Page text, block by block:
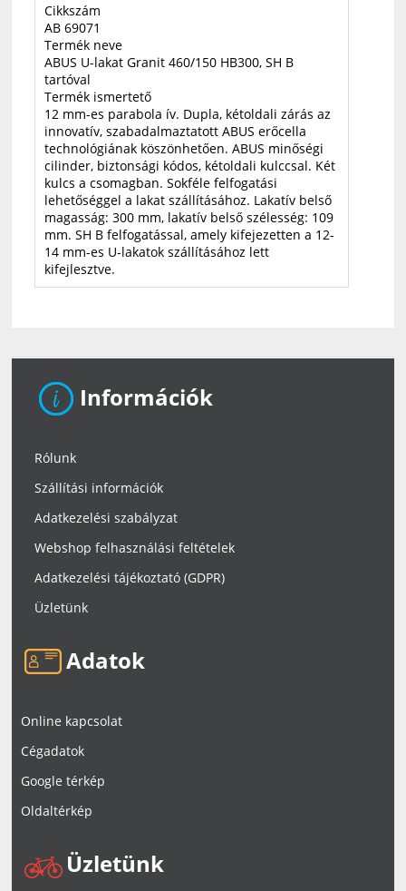
Cikkszám
AB 69071
Termék neve
ABUS U-lakat Granit 460/150 HB300, SH B
tartóval
Termék ismertető
12 mm-es parabola ív. Dupla, kétoldali zárás az
innovatív, szabadalmaztatott ABUS erőcella
technológiának köszönhetően. ABUS minőségi
cilinder, biztonsági kódos, kétoldali kulccsal. Két
kulcs a csomagban. Sokféle felfogatási
lehetőséggel a lakat szállításához. Lakatív belső
magasság: 300 mm, lakatív belső szélesség: 109
mm. SH B felfogatással, amely kifejezetten a 12-
14 mm-es U-lakatok szállításához lett
kifejlesztve.
Információk
Rólunk
Szállítási információk
Adatkezelési szabályzat
Webshop felhasználási feltételek
Adatkezelési tájékoztató (GDPR)
Üzletünk
Adatok
Online kapcsolat
Cégadatok
Google térkép
Oldaltérkép
Üzletünk